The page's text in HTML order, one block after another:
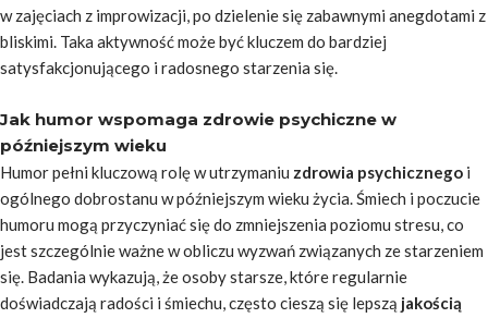
w zajęciach z improwizacji, po dzielenie się zabawnymi anegdotami z
bliskimi. Taka aktywność może być kluczem do bardziej
satysfakcjonującego i radosnego starzenia się.
Jak humor wspomaga zdrowie psychiczne w
późniejszym wieku
Humor pełni kluczową rolę w utrzymaniu zdrowia psychicznego i
ogólnego dobrostanu w późniejszym wieku życia. Śmiech i poczucie
humoru mogą przyczyniać się do zmniejszenia poziomu stresu, co
jest szczególnie ważne w obliczu wyzwań związanych ze starzeniem
się. Badania wykazują, że osoby starsze, które regularnie
doświadczają radości i śmiechu, często cieszą się lepszą jakością